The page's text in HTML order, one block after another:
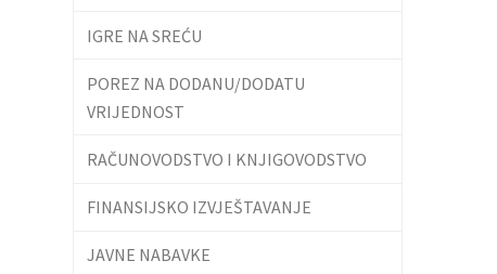
IGRE NA SREĆU
POREZ NA DODANU/DODATU
VRIJEDNOST
RAČUNOVODSTVO I KNJIGOVODSTVO
FINANSIJSKO IZVJEŠTAVANJE
JAVNE NABAVKE